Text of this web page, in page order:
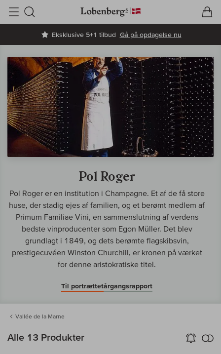
Eksklusive 5+1 tilbud Gå på opdagelse nu
Søg
Pol Roger
Pol Roger er en institution i Champagne. Et af de få store
huse, der stadig ejes af familien, og et berømt medlem af
Primum Familiae Vini, en sammenslutning af verdens
bedste vinproducenter som Egon Müller. Det blev
grundlagt i 1849, og dets berømte flagskibsvin,
prestigecuvéen Winston Churchill, er kronen på værket
for denne aristokratiske titel.
Til portrættetårgangsrapport
Vallée de la Marne
Alle 13 Produkter Vin-Alarm
aktiver